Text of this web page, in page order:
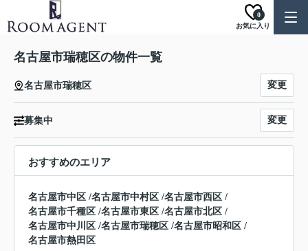
お気に入り
0
名古屋市瑞穂区の物件一覧
名古屋市瑞穂区 変更
募集中 変更
おすすめのエリア
名古屋市中区 /名古屋市中村区 /名古屋市西区 /
名古屋市千種区 /名古屋市東区 /名古屋市北区 /
名古屋市中川区 /名古屋市瑞穂区 /名古屋市昭和区 /
名古屋市熱田区